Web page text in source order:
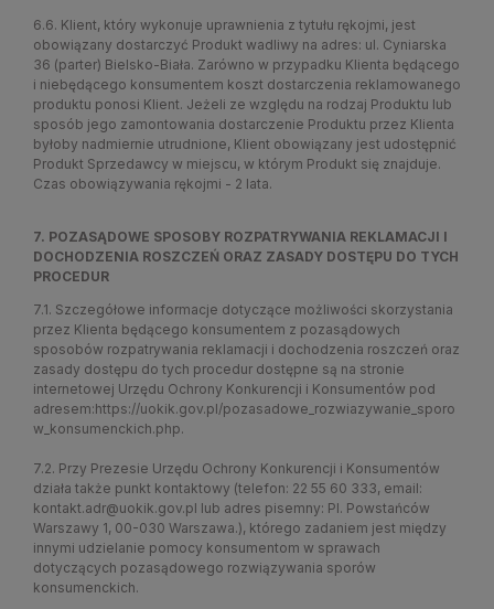
6.6. Klient, który wykonuje uprawnienia z tytułu rękojmi, jest
obowiązany dostarczyć Produkt wadliwy na adres: ul. Cyniarska
36 (parter) Bielsko-Biała. Zarówno w przypadku Klienta będącego
i niebędącego konsumentem koszt dostarczenia reklamowanego
produktu ponosi Klient. Jeżeli ze względu na rodzaj Produktu lub
sposób jego zamontowania dostarczenie Produktu przez Klienta
byłoby nadmiernie utrudnione, Klient obowiązany jest udostępnić
Produkt Sprzedawcy w miejscu, w którym Produkt się znajduje.
Czas obowiązywania rękojmi - 2 lata.
7. POZASĄDOWE SPOSOBY ROZPATRYWANIA REKLAMACJI I
DOCHODZENIA ROSZCZEŃ ORAZ ZASADY DOSTĘPU DO TYCH
PROCEDUR
7.1. Szczegółowe informacje dotyczące możliwości skorzystania
przez Klienta będącego konsumentem z pozasądowych
sposobów rozpatrywania reklamacji i dochodzenia roszczeń oraz
zasady dostępu do tych procedur dostępne są na stronie
internetowej Urzędu Ochrony Konkurencji i Konsumentów pod
adresem:https://uokik.gov.pl/pozasadowe_rozwiazywanie_sporo
w_konsumenckich.php.
7.2. Przy Prezesie Urzędu Ochrony Konkurencji i Konsumentów
działa także punkt kontaktowy (telefon: 22 55 60 333, email:
kontakt.adr@uokik.gov.pl lub adres pisemny: Pl. Powstańców
Warszawy 1, 00-030 Warszawa.), którego zadaniem jest między
innymi udzielanie pomocy konsumentom w sprawach
dotyczących pozasądowego rozwiązywania sporów
konsumenckich.